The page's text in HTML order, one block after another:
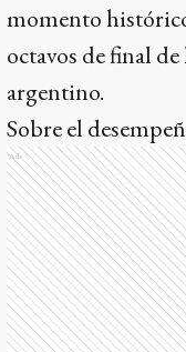
momento
octavos de final de
argentino.
Sobre el
Ads